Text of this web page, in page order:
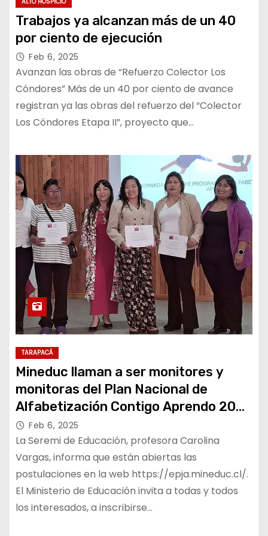
Trabajos ya alcanzan más de un 40
por ciento de ejecución
Feb 6, 2025
Avanzan las obras de “Refuerzo Colector Los
Cóndores” Más de un 40 por ciento de avance
registran ya las obras del refuerzo del “Colector
Los Cóndores Etapa II”, proyecto que…
TARAPACÁ
Mineduc llaman a ser monitores y
monitoras del Plan Nacional de
Alfabetización Contigo Aprendo 2025
en Tarapacá
Feb 6, 2025
La Seremi de Educación, profesora Carolina
Vargas, informa que están abiertas las
postulaciones en la web https://epja.mineduc.cl/.
El Ministerio de Educación invita a todas y todos
los interesados, a inscribirse…